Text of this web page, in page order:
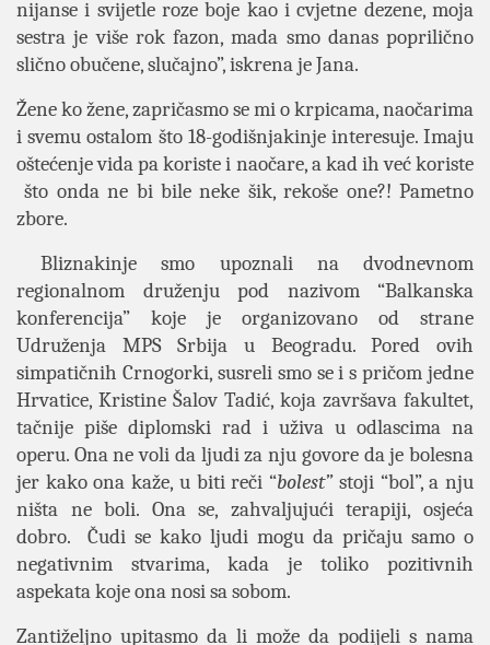
nijanse i svijetle roze boje kao i cvjetne dezene, moja
sestra je više rok fazon, mada smo danas poprilično
slično obučene, slučajno”, iskrena je Jana.
Žene ko žene, zapričasmo se mi o krpicama, naočarima
i svemu ostalom što 18-godišnjakinje interesuje. Imaju
oštećenje vida pa koriste i naočare, a kad ih već koriste
što onda ne bi bile neke šik, rekoše one?! Pametno
zbore.
Bliznakinje smo upoznali na dvodnevnom
regionalnom druženju pod nazivom “Balkanska
konferencija” koje je organizovano od strane
Udruženja MPS Srbija u Beogradu. Pored ovih
simpatičnih Crnogorki, susreli smo se i s pričom jedne
Hrvatice, Kristine Šalov Tadić, koja završava fakultet,
tačnije piše diplomski rad i uživa u odlascima na
operu. Ona ne voli da ljudi za nju govore da je bolesna
jer kako ona kaže, u biti reči “bolest” stoji “bol”, a nju
ništa ne boli. Ona se, zahvaljujući terapiji, osjeća
dobro. Čudi se kako ljudi mogu da pričaju samo o
negativnim stvarima, kada je toliko pozitivnih
aspekata koje ona nosi sa sobom.
Zantiželjno upitasmo da li može da podijeli s nama